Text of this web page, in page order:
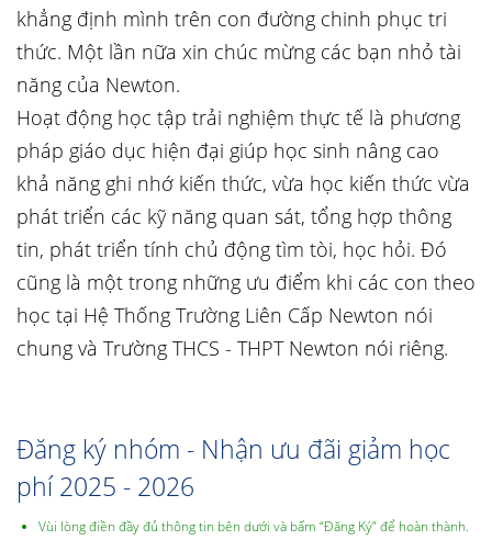
khẳng định mình trên con đường chinh phục tri
thức. Một lần nữa xin chúc mừng các bạn nhỏ tài
năng của Newton.
Hoạt động học tập trải nghiệm thực tế là phương
pháp giáo dục hiện đại giúp học sinh nâng cao
khả năng ghi nhớ kiến thức, vừa học kiến thức vừa
phát triển các kỹ năng quan sát, tổng hợp thông
tin, phát triển tính chủ động tìm tòi, học hỏi. Đó
cũng là một trong những ưu điểm khi các con theo
học tại Hệ Thống Trường Liên Cấp Newton nói
chung và Trường THCS - THPT Newton nói riêng.
Đăng ký nhóm - Nhận ưu đãi giảm học
phí 2025 - 2026
Vùi lòng điền đầy đủ thông tin bên dưới và bấm “Đăng Ký” để hoàn thành.